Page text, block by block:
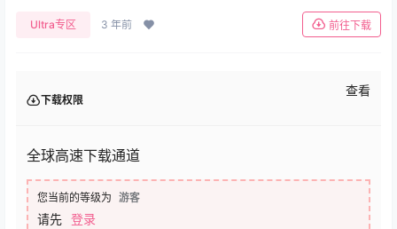
Ultra专区 3 年前 前往下载
下载权限
查看
全球高速下载通道
您当前的等级为 游客
请先 登录